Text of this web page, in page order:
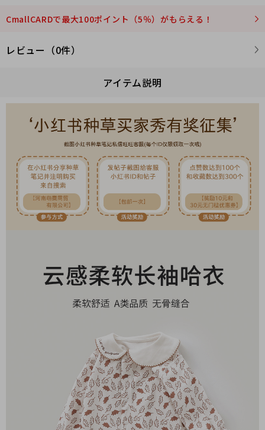
CmallCARDで最大100ポイント（5％）がもらえる！
レビュー（0件）
アイテム説明